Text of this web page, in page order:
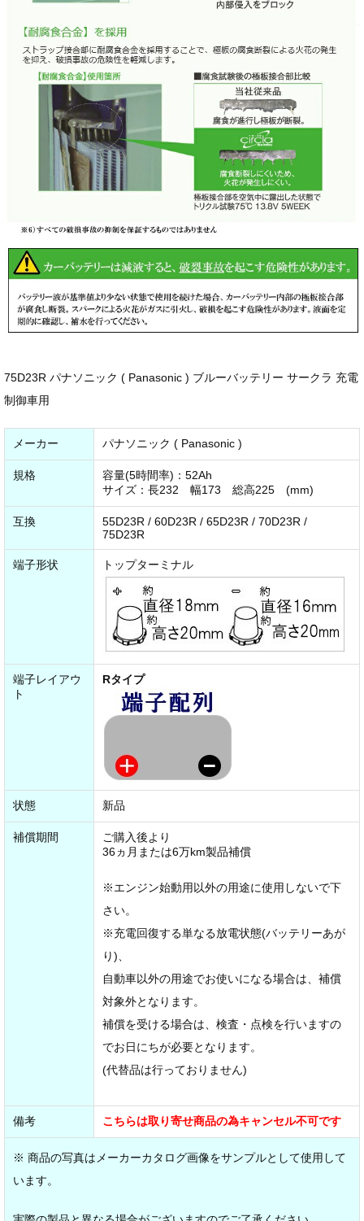
75D23R パナソニック ( Panasonic ) ブルーバッテリー サークラ 充電
制御車用
メーカー パナソニック ( Panasonic )
規格
容量(5時間率)：52Ah
サイズ：長232 幅173 総高225 (mm)
互換
55D23R / 60D23R / 65D23R / 70D23R /
75D23R
端子形状 トップターミナル
端子レイアウ
ト
Rタイプ
状態 新品
補償期間
ご購入後より
36ヵ月または6万km製品補償
※エンジン始動用以外の用途に使用しないで下
さい。
※充電回復する単なる放電状態(バッテリーあが
り)、
自動車以外の用途でお使いになる場合は、補償
対象外となります。
補償を受ける場合は、検査・点検を行いますの
でお日にちが必要となります。
(代替品は行っておりません)
備考 こちらは取り寄せ商品の為キャンセル不可です
※ 商品の写真はメーカーカタログ画像をサンプルとして使用して
います。